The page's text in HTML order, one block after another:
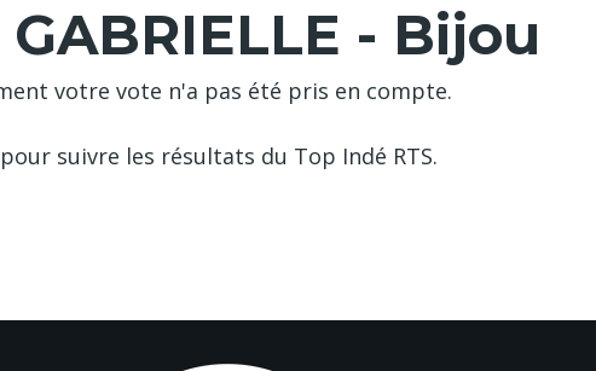
- Bijou
votre vote n'a pas été pris en compte.
suivre les résultats du Top Indé RTS.